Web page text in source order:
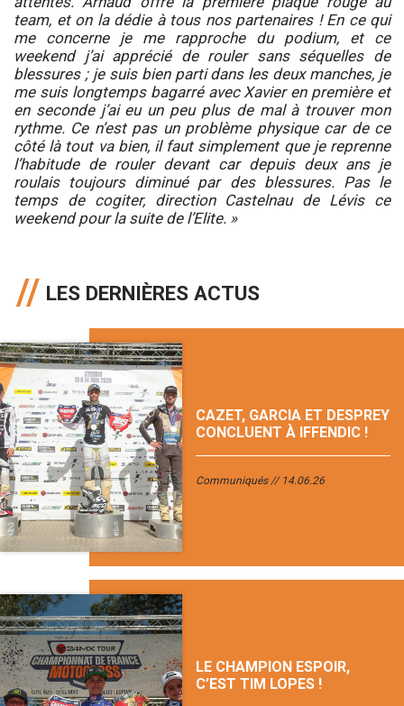
team, et on la dédie à tous nos partenaires ! En ce qui
me concerne je me rapproche du podium, et ce
weekend j’ai apprécié de rouler sans séquelles de
blessures ; je suis bien parti dans les deux manches, je
me suis longtemps bagarré avec Xavier en première et
en seconde j’ai eu un peu plus de mal à trouver mon
rythme. Ce n’est pas un problème physique car de ce
côté là tout va bien, il faut simplement que je reprenne
l’habitude de rouler devant car depuis deux ans je
roulais toujours diminué par des blessures. Pas le
temps de cogiter, direction Castelnau de Lévis ce
weekend pour la suite de l’Elite. »
LES DERNIÈRES ACTUS
CAZET, GARCIA ET DESPREY
CONCLUENT À IFFENDIC !
Communiqués 14.06.26
LE CHAMPION ESPOIR,
C’EST TIM LOPES !